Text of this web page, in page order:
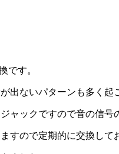
です。
出ないパターンも多く起
ャックですので音の信
すので定期的に交換して